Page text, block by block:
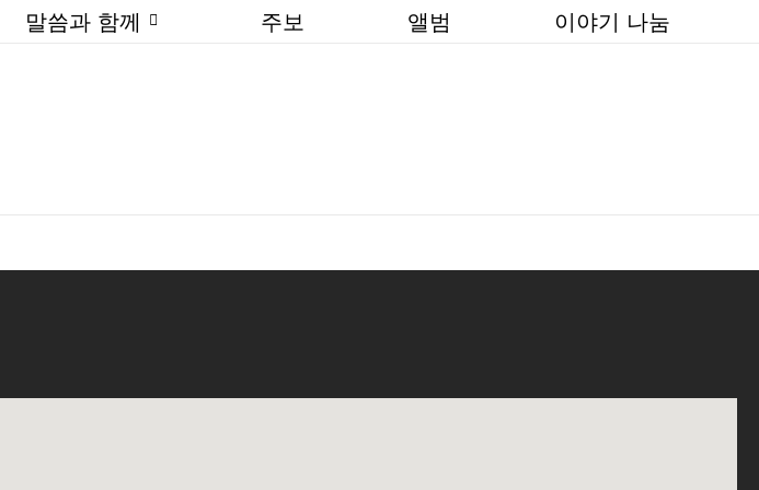
말씀과 함께 주보 앨범 이야기 나눔